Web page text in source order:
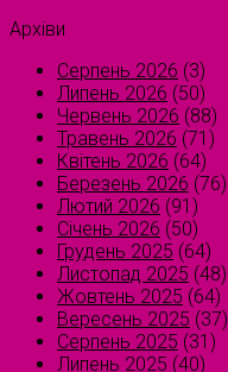
Архіви
Серпень 2026 (3)
Липень 2026 (50)
Червень 2026 (88)
Травень 2026 (71)
Квітень 2026 (64)
Березень 2026 (76)
Лютий 2026 (91)
Січень 2026 (50)
Грудень 2025 (64)
Листопад 2025 (48)
Жовтень 2025 (64)
Вересень 2025 (37)
Серпень 2025 (31)
Липень 2025 (40)